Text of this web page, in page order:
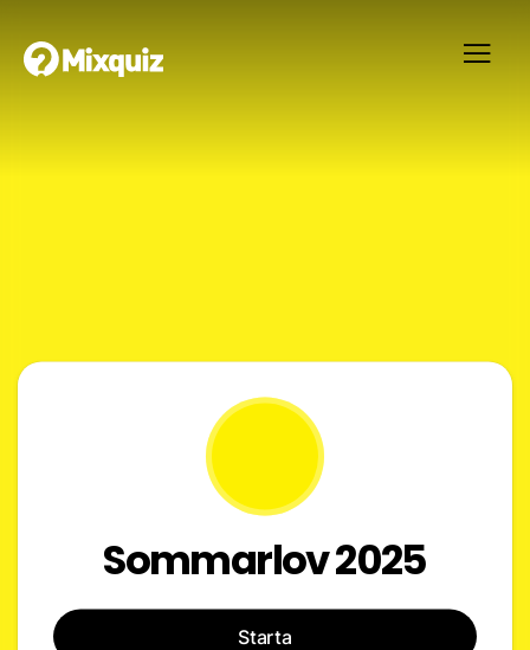
Sommarlov 2025
Starta